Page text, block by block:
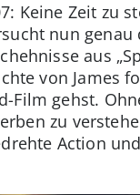
Keine Zeit zu
nun
aus
von James
gehst.
zu
Action